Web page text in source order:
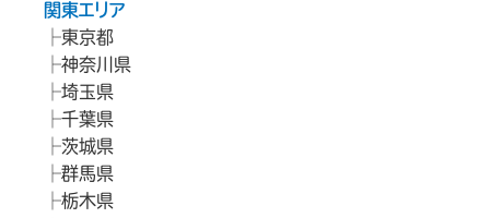
関東エリア
東京都
神奈川県
埼玉県
千葉県
茨城県
群馬県
栃木県